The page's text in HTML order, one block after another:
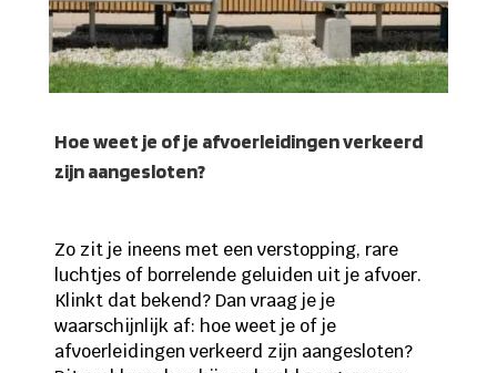
Hoe weet je of je afvoerleidingen verkeerd
zijn aangesloten?
Zo zit je ineens met een verstopping, rare
luchtjes of borrelende geluiden uit je afvoer.
Klinkt dat bekend? Dan vraag je je
waarschijnlijk af: hoe weet je of je
afvoerleidingen verkeerd zijn aangesloten?